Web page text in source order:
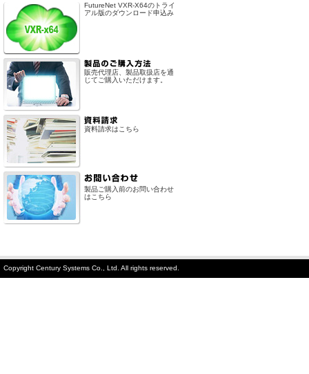
FutureNet VXR-X64のトライ
アル版のダウンロード申込み
販売代理店、製品取扱店を通
じてご購入いただけます。
資料請求はこちら
製品ご購入前のお問い合わせ
はこちら
Copyright Century Systems Co., Ltd. All rights reserved.